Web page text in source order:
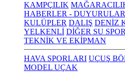
KAMPÇILIK
HABERLER - DUYURULAR
KULÜPLER DALIŞ DENİZ
YELKENLİ DİĞER SU
TEKNİK VE EKİPMAN
HAVA SPORLARI UÇUŞ
MODEL UÇAK